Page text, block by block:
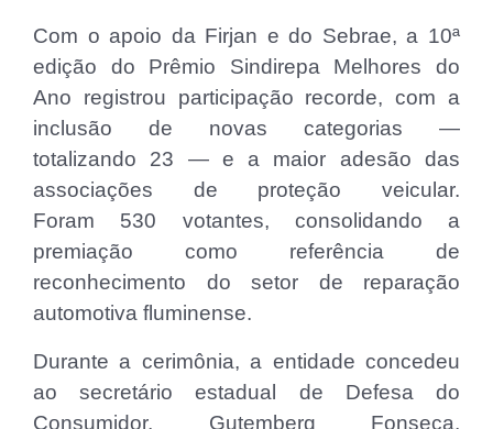
Com o apoio da Firjan e do Sebrae, a 10ª
edição do Prêmio Sindirepa Melhores do
Ano registrou participação recorde, com a
inclusão de novas categorias —
totalizando 23 — e a maior adesão das
associações de proteção veicular.
Foram 530 votantes, consolidando a
premiação como referência de
reconhecimento do setor de reparação
automotiva fluminense.
Durante a cerimônia, a entidade concedeu
ao secretário estadual de Defesa do
Consumidor, Gutemberg Fonseca,